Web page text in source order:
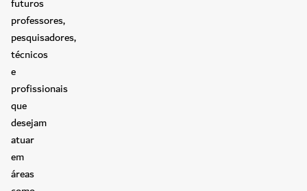
professores,
pesquisadores,
técnicos
e
profissionais
que
desejam
atuar
em
áreas